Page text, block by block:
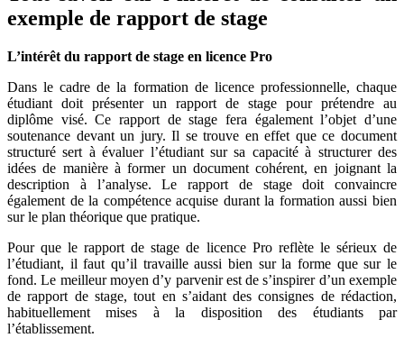
exemple de rapport de stage
L’intérêt du rapport de stage en licence Pro
Dans le cadre de la formation de licence professionnelle, chaque
étudiant doit présenter un rapport de stage pour prétendre au
diplôme visé. Ce rapport de stage fera également l’objet d’une
soutenance devant un jury. Il se trouve en effet que ce document
structuré sert à évaluer l’étudiant sur sa capacité à structurer des
idées de manière à former un document cohérent, en joignant la
description à l’analyse. Le rapport de stage doit convaincre
également de la compétence acquise durant la formation aussi bien
sur le plan théorique que pratique.
Pour que le rapport de stage de licence Pro reflète le sérieux de
l’étudiant, il faut qu’il travaille aussi bien sur la forme que sur le
fond. Le meilleur moyen d’y parvenir est de s’inspirer d’un exemple
de rapport de stage, tout en s’aidant des consignes de rédaction,
habituellement mises à la disposition des étudiants par
l’établissement.